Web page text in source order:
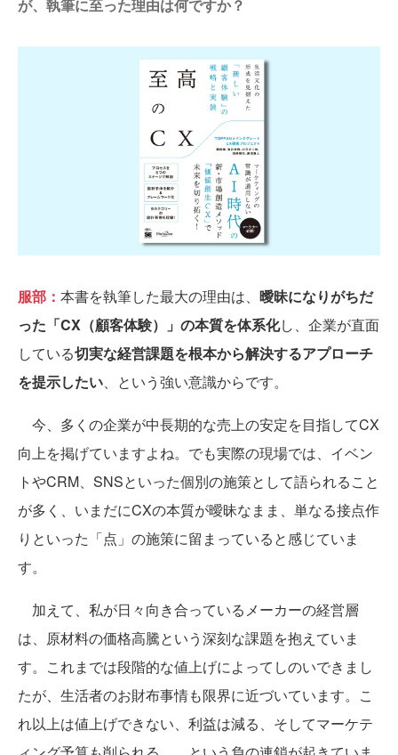
が、執筆に至った理由は何ですか？
服部： 本書を執筆した最大の理由は、 曖昧になりがちだ
った「CX（顧客体験）」の本質を体系化し、企業が直面
している切実な経営課題を根本から解決するアプローチ
を提示したい、という強い意識からです。
今、多くの企業が中長期的な売上の安定を目指してCX
向上を掲げていますよね。でも実際の現場では、イベン
トやCRM、SNSといった個別の施策として語られること
が多く、いまだにCXの本質が曖昧なまま、単なる接点作
りといった「点」の施策に留まっていると感じていま
す。
加えて、私が日々向き合っているメーカーの経営層
は、原材料の価格高騰という深刻な課題を抱えていま
す。これまでは段階的な値上げによってしのいできまし
たが、生活者のお財布事情も限界に近づいています。こ
れ以上は値上げできない、利益は減る、そしてマーケテ